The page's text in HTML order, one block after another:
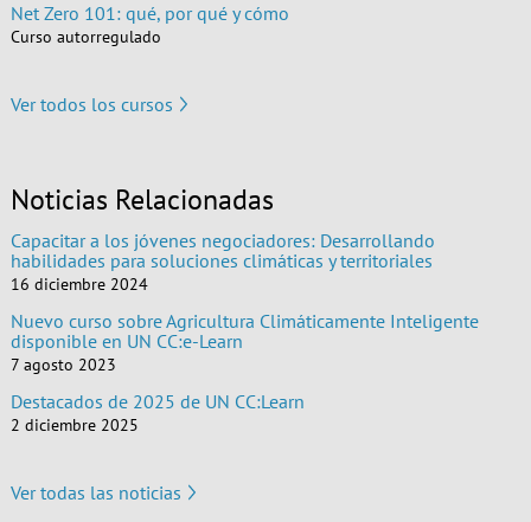
Net Zero 101: qué, por qué y cómo
Curso autorregulado
Ver todos los cursos
Noticias Relacionadas
Capacitar a los jóvenes negociadores: Desarrollando
habilidades para soluciones climáticas y territoriales
16 diciembre 2024
Nuevo curso sobre Agricultura Climáticamente Inteligente
disponible en UN CC:e-Learn
7 agosto 2023
Destacados de 2025 de UN CC:Learn
2 diciembre 2025
Ver todas las noticias